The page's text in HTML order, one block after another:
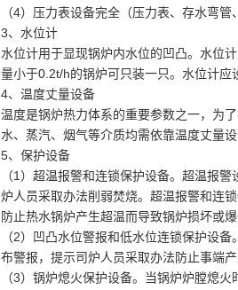
（4）压力表设备完全（压力表、存水弯
3、水位计
水位计用于显现锅炉内水位的凹凸。水位
量小于0.2t/h的锅炉可只装一只。水位计应
4、温度丈量设备
温度是锅炉热力体系的重要参数之一，为
水、蒸汽、烟气等介质均需依靠温度丈量设
5、保护设备
（1）超温报警和连锁保护设备。超温报
炉人员采取办法削弱焚烧。超温报警和连
防止热水锅炉产生超温而导致锅炉损坏或爆
（2）凹凸水位警报和低水位连锁保护设
布警报，提示司炉人员采取办法防止事端产
（3）锅炉熄火保护设备。当锅炉炉膛熄